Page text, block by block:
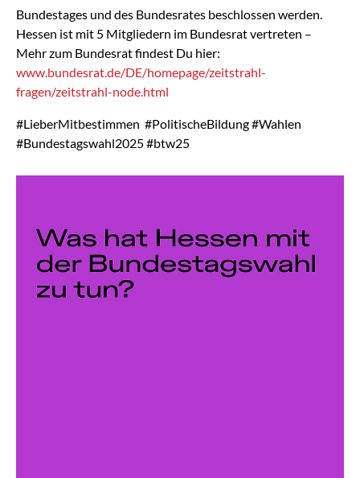
Bundestages und des Bundesrates beschlossen werden.
Hessen ist mit 5 Mitgliedern im Bundesrat vertreten –
Mehr zum Bundesrat findest Du hier:
www.bundesrat.de/DE/homepage/zeitstrahl-
fragen/zeitstrahl-node.html
#LieberMitbestimmen #PolitischeBildung #Wahlen
#Bundestagswahl2025 #btw25